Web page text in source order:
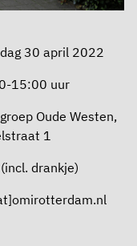
30 april 2022
15:00 uur
Oude Westen,
1
drankje)